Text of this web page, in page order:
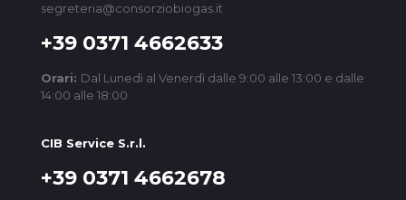
segreteria@consorziobiogas.it
+39 0371 4662633
Orari: Dal Lunedì al Venerdì dalle 9:00 alle 13:00 e dalle
14:00 alle 18:00
CIB Service S.r.l.
+39 0371 4662678